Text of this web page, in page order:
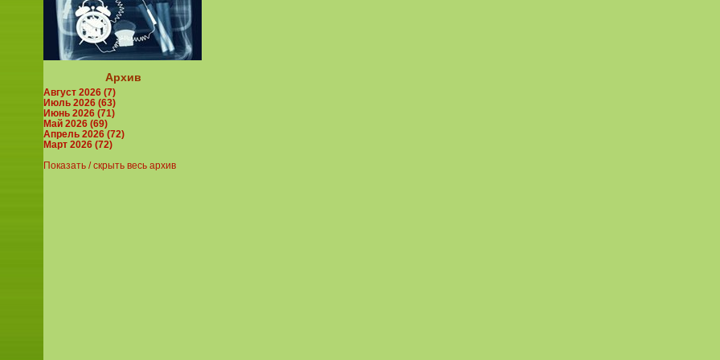
Архив
Август 2026 (7)
Июль 2026 (63)
Июнь 2026 (71)
Май 2026 (69)
Апрель 2026 (72)
Март 2026 (72)
Показать / скрыть весь архив